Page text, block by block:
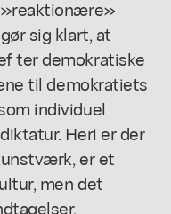
»reaktionære»
sig klart, at
ter demokratiske
til demokratiets
individuel
Heri er der
er et
men det